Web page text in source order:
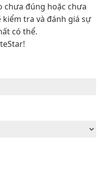
chưa đúng hoặc chưa
tra và đánh giá sự
có thể.